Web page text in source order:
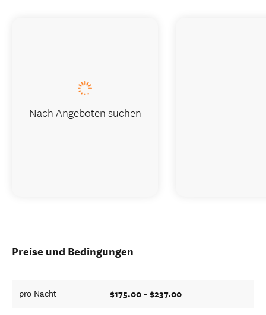
Preise und Bedingungen
pro Nacht $175.00 - $237.00
Nach Angeboten suchen